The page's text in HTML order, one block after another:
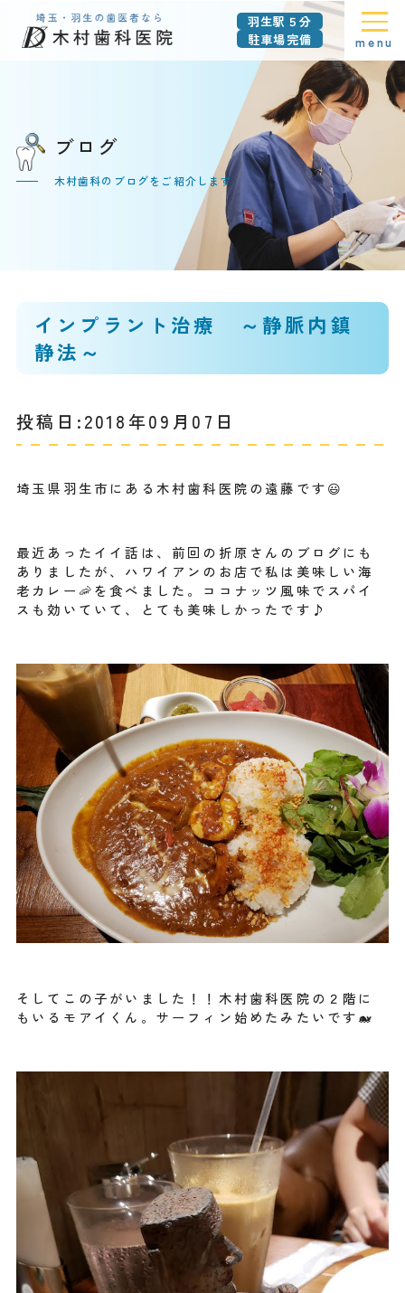
羽生駅５分
駐車場完備
menu
ブログ
木村歯科のブログをご紹介します
インプラント治療 ～静脈内鎮
静法～
投稿日:2018年09月07日
埼玉県羽生市にある木村歯科医院の遠藤です😃
最近あったイイ話は、前回の折原さんのブログにも
ありましたが、ハワイアンのお店で私は美味しい海
老カレー🦐を食べました。ココナッツ風味でスパイ
スも効いていて、とても美味しかったです♪
そしてこの子がいました！！木村歯科医院の２階に
もいるモアイくん。サーフィン始めたみたいです🐋